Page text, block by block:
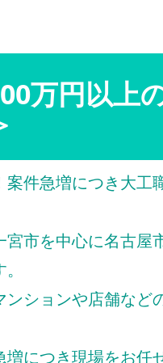
万円以上
案件急増につき大工
宮市を中心に名古屋
ンションや店舗など
増につき現場をお任